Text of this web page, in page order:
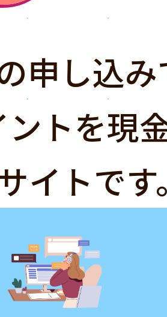
申し込み
トを現
トです。